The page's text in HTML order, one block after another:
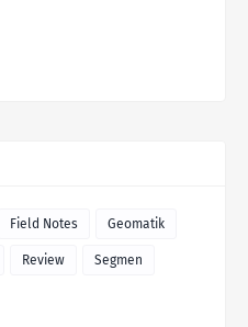
Field Notes Geomatik
Review Segmen